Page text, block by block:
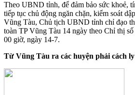
Theo UBND tỉnh, để đảm bảo sức khoẻ,
tiếp tục chủ động ngăn chặn, kiểm soát
Vũng Tàu, Chủ tịch UBND tỉnh chỉ đạo
toàn TP Vũng Tàu 14 ngày theo Chỉ thị
00 giờ, ngày 14-7.
Từ Vũng Tàu ra các huyện phải cách